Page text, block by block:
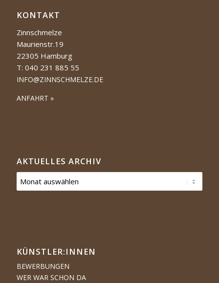
KONTAKT
Zinnschmelze
Maurienstr.19
22305 Hamburg
T: 040 231 885 55
INFO@ZINNSCHMELZE.DE
ANFAHRT »
AKTUELLES ARCHIV
KÜNSTLER:­­INNEN
BEWERBUNGEN
WER WAR SCHON DA